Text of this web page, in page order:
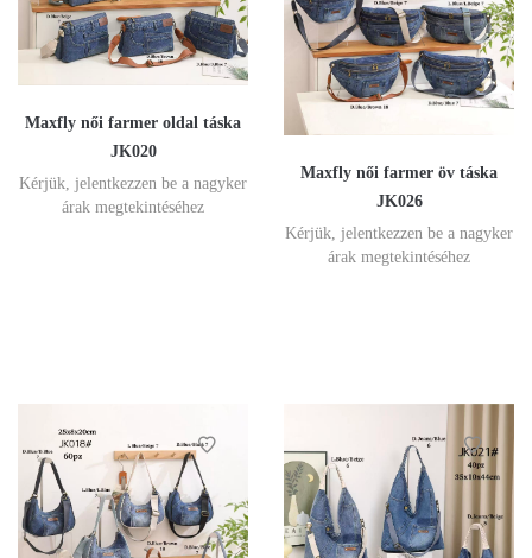
Maxfly női farmer oldal táska
JK020
Kérjük, jelentkezzen be a nagyker
árak megtekintéséhez
Maxfly női farmer öv táska
JK026
Kérjük, jelentkezzen be a nagyker
árak megtekintéséhez